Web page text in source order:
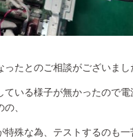
たとのご相談がございまし
ている様子が無かったので電
、
殊な為、テストするのも一